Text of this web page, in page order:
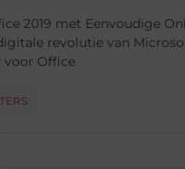
2019 met Eenvoudige
revolutie van
voor Office